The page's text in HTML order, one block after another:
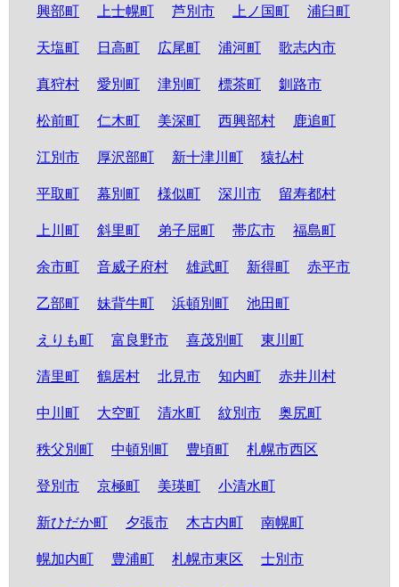
興部町 上士幌町 芦別市 上ノ国町 浦臼町
天塩町 日高町 広尾町 浦河町 歌志内市
真狩村 愛別町 津別町 標茶町 釧路市
松前町 仁木町 美深町 西興部村 鹿追町
江別市 厚沢部町 新十津川町 猿払村
平取町 幕別町 様似町 深川市 留寿都村
上川町 斜里町 弟子屈町 帯広市 福島町
余市町 音威子府村 雄武町 新得町 赤平市
乙部町 妹背牛町 浜頓別町 池田町
えりも町 富良野市 喜茂別町 東川町
清里町 鶴居村 北見市 知内町 赤井川村
中川町 大空町 清水町 紋別市 奥尻町
秩父別町 中頓別町 豊頃町 札幌市西区
登別市 京極町 美瑛町 小清水町
新ひだか町 夕張市 木古内町 南幌町
幌加内町 豊浦町 札幌市東区 士別市